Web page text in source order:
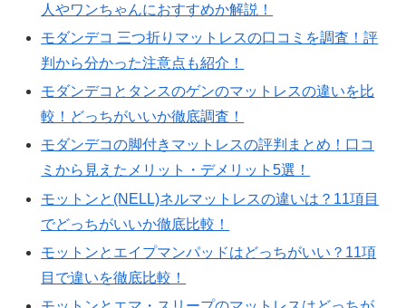
人やワンちゃんにおすすめか解説！
モダンデコ 三つ折りマットレスの口コミを調査！評
判から分かった注意点も紹介！
モダンデコとタンスのゲンのマットレスの違いを比
較！どっちがいいか徹底調査！
モダンデコの脚付きマットレスの評判まとめ！口コ
ミから見えたメリット・デメリット5選！
モットンと(NELL)ネルマットレスの違いは？11項目
でどっちがいいか徹底比較！
モットンとエイプマンパッドはどっちがいい？11項
目で違いを徹底比較！